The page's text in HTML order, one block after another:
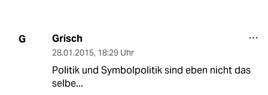
G Grisch
28.01.2015, 18:29 Uhr
Politik und Symbolpolitik sind eben nicht das
selbe...